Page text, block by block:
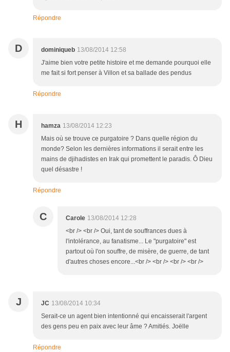
Répondre
D dominiqueb 13/08/2014 12:58
J'aime bien votre petite histoire et me demande pourquoi elle
me fait si fort penser à Villon et sa ballade des pendus
Répondre
H hamza 13/08/2014 12:23
Mais où se trouve ce purgatoire ? Dans quelle région du
monde? Selon les dernières informations il serait entre les
mains de djihadistes en Irak qui promettent le paradis. Ô Dieu
quel désastre !
Répondre
C Carole 13/08/2014 12:28
<br /> <br /> Oui, tant de souffrances dues à
l'intolérance, au fanatisme... Le "purgatoire" est
partout où l'on souffre, de misère, de guerre, de tant
d'autres choses encore...<br /> <br /> <br /> <br />
J JC 13/08/2014 10:34
Serait-ce un agent bien intentionné qui encaisserait l'argent
des gens peu en paix avec leur âme ? Amitiés. Joëlle
Répondre